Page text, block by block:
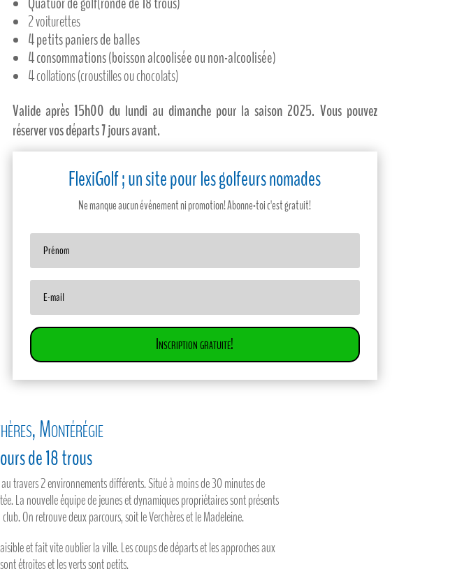
2 voiturettes
4 petits paniers de balles
4 consommations (boisson alcoolisée ou non-alcoolisée)
4 collations (croustilles ou chocolats)
Valide après 15h00 du lundi au dimanche pour la saison 2025. Vous pouvez
réserver vos départs 7 jours avant.
FlexiGolf ; un site pour les golfeurs nomades
Ne manque aucun événement ni promotion! Abonne-toi c'est gratuit!
Inscription gratuite!
Montérégie
de 18 trous
travers 2 environnements différents. Situé à moins de 30 minutes de
La nouvelle équipe de jeunes et dynamiques propriétaires sont présents
On retrouve deux parcours, soit le Verchères et le Madeleine.
et fait vite oublier la ville. Les coups de départs et les approches aux
étroites et les verts sont petits.